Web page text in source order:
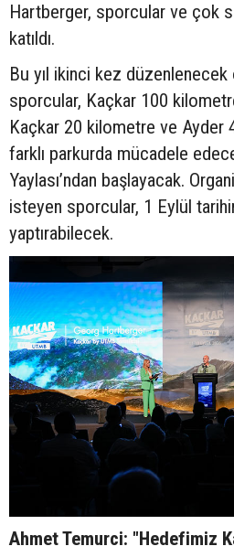
Hartberger, sporcular ve çok
katıldı.
Bu yıl ikinci kez
sporcular, Kaçkar 100
Kaçkar 20 kilometre ve
farklı parkurda mücadele
Yaylası’ndan başlayacak.
isteyen sporcular, 1 Eylül
yaptırabilecek.
Ahmet Temurci: "Hedefimiz